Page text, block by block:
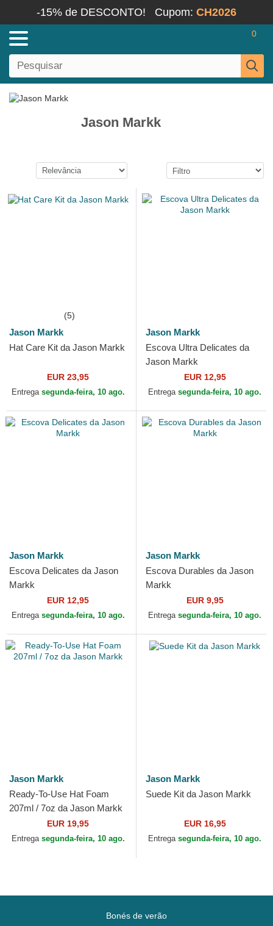
-15% de DESCONTO! Cupom: CH2026
0
Jason Markk
(5)
Jason Markk
Hat Care Kit da Jason Markk
EUR 23,95
Entrega segunda-feira, 10 ago.
Jason Markk
Escova Ultra Delicates da
Jason Markk
EUR 12,95
Entrega segunda-feira, 10 ago.
Jason Markk
Escova Delicates da Jason
Markk
EUR 12,95
Entrega segunda-feira, 10 ago.
Jason Markk
Escova Durables da Jason
Markk
EUR 9,95
Entrega segunda-feira, 10 ago.
Jason Markk
Ready-To-Use Hat Foam
207ml / 7oz da Jason Markk
EUR 19,95
Entrega segunda-feira, 10 ago.
Jason Markk
Suede Kit da Jason Markk
EUR 16,95
Entrega segunda-feira, 10 ago.
Bonés de verão